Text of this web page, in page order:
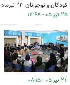
کودکان و نوجوانان ۲۳ تیرماه ۱۴۰۵ در سالن مهر اداره‌کل برگزار شد.
۲۵ تیر ۰۵ - ۱۲:۴۸
۲۴ تیر ۰۵ - ۰۸:۱۵